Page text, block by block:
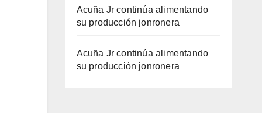
Acuña Jr continúa alimentando
su producción jonronera
Acuña Jr continúa alimentando
su producción jonronera